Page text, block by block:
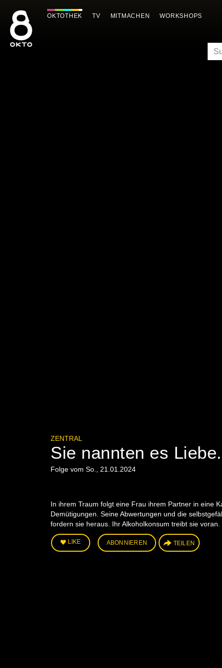
Inhalt
springen
OKTOTHEK TV MITMACHEN WORKSHOPS
ZENTRAL
Sie nannten es
Folge vom So., 21.01.2024
In ihrem Traum folgt eine Frau ihrem Partner in eine
Demütigungen. Seine Abwertungen und die
fordern sie heraus. Ihr Alkoholkonsum treibt sie
LIKE ABONNIEREN TEILEN